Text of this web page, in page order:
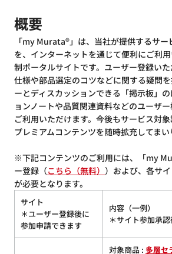
概要
「my Murata®」は、当社が提供するサー
を、インターネットを通じて便利にご利
制ポータルサイトです。ユーザー登録いた
仕様や部品選定のコツなどに関する疑問
ーとディスカッションできる「掲示板」
ョンノートや品質関連資料などのユーザ
ご利用いただけます。今後もサービス対
プレミアムコンテンツを随時拡充してまい
※下記コンテンツのご利用には、「my
ー登録（こちら（無料） ）および、各サ
が必要となります。
サイト
＊ユーザー登録後に
参加申請できます
内容（一例）
＊サイト参加承
対象商品 : 多層セ